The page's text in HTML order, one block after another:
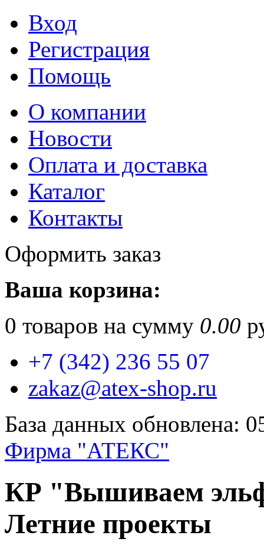
Вход
Регистрация
Помощь
О компании
Новости
Оплата и доставка
Каталог
Контакты
Оформить заказ
Ваша корзина:
0 товаров на сумму 0.00
+7 (342) 236 55 07
zakaz@atex-shop.ru
База данных обновлена:
Фирма "АТЕКС"
КР "Вышиваем
Летние проекты